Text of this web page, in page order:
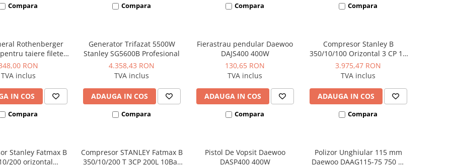
Compara Compara Compara Compara
Rothenberger
pentru taiere filete
5 litri
RON
TVA inclus
IN COS
Compara
Generator Trifazat 5500W
Stanley SG5600B Profesional
4.358,43 RON
TVA inclus
ADAUGA IN COS
Compara
Fierastrau pendular Daewoo
DAJS400 400W
130,65 RON
TVA inclus
ADAUGA IN COS
Compara
Compresor Stanley B
350/10/100 Orizontal 3 CP 10
bar 330 L/min
3.975,47 RON
TVA inclus
ADAUGA IN COS
Compara
Stanley Fatmax B
200 orizontal
Compresor STANLEY Fatmax B
350/10/200 T 3CP 200L 10Bar
Pistol De Vopsit Daewoo
DASP400 400W
Polizor Unghiular 115 mm
Daewoo DAAG115-75 750 W